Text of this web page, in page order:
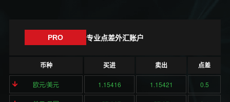
PRO 专业点差外汇账户
币种 买进 卖出 点差
欧元/美元 1.15416 1.15421 0.5